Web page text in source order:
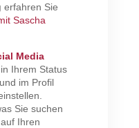
erfahren Sie
Sascha
Media
Ihrem Status
im Profil
Sie suchen
Ihren